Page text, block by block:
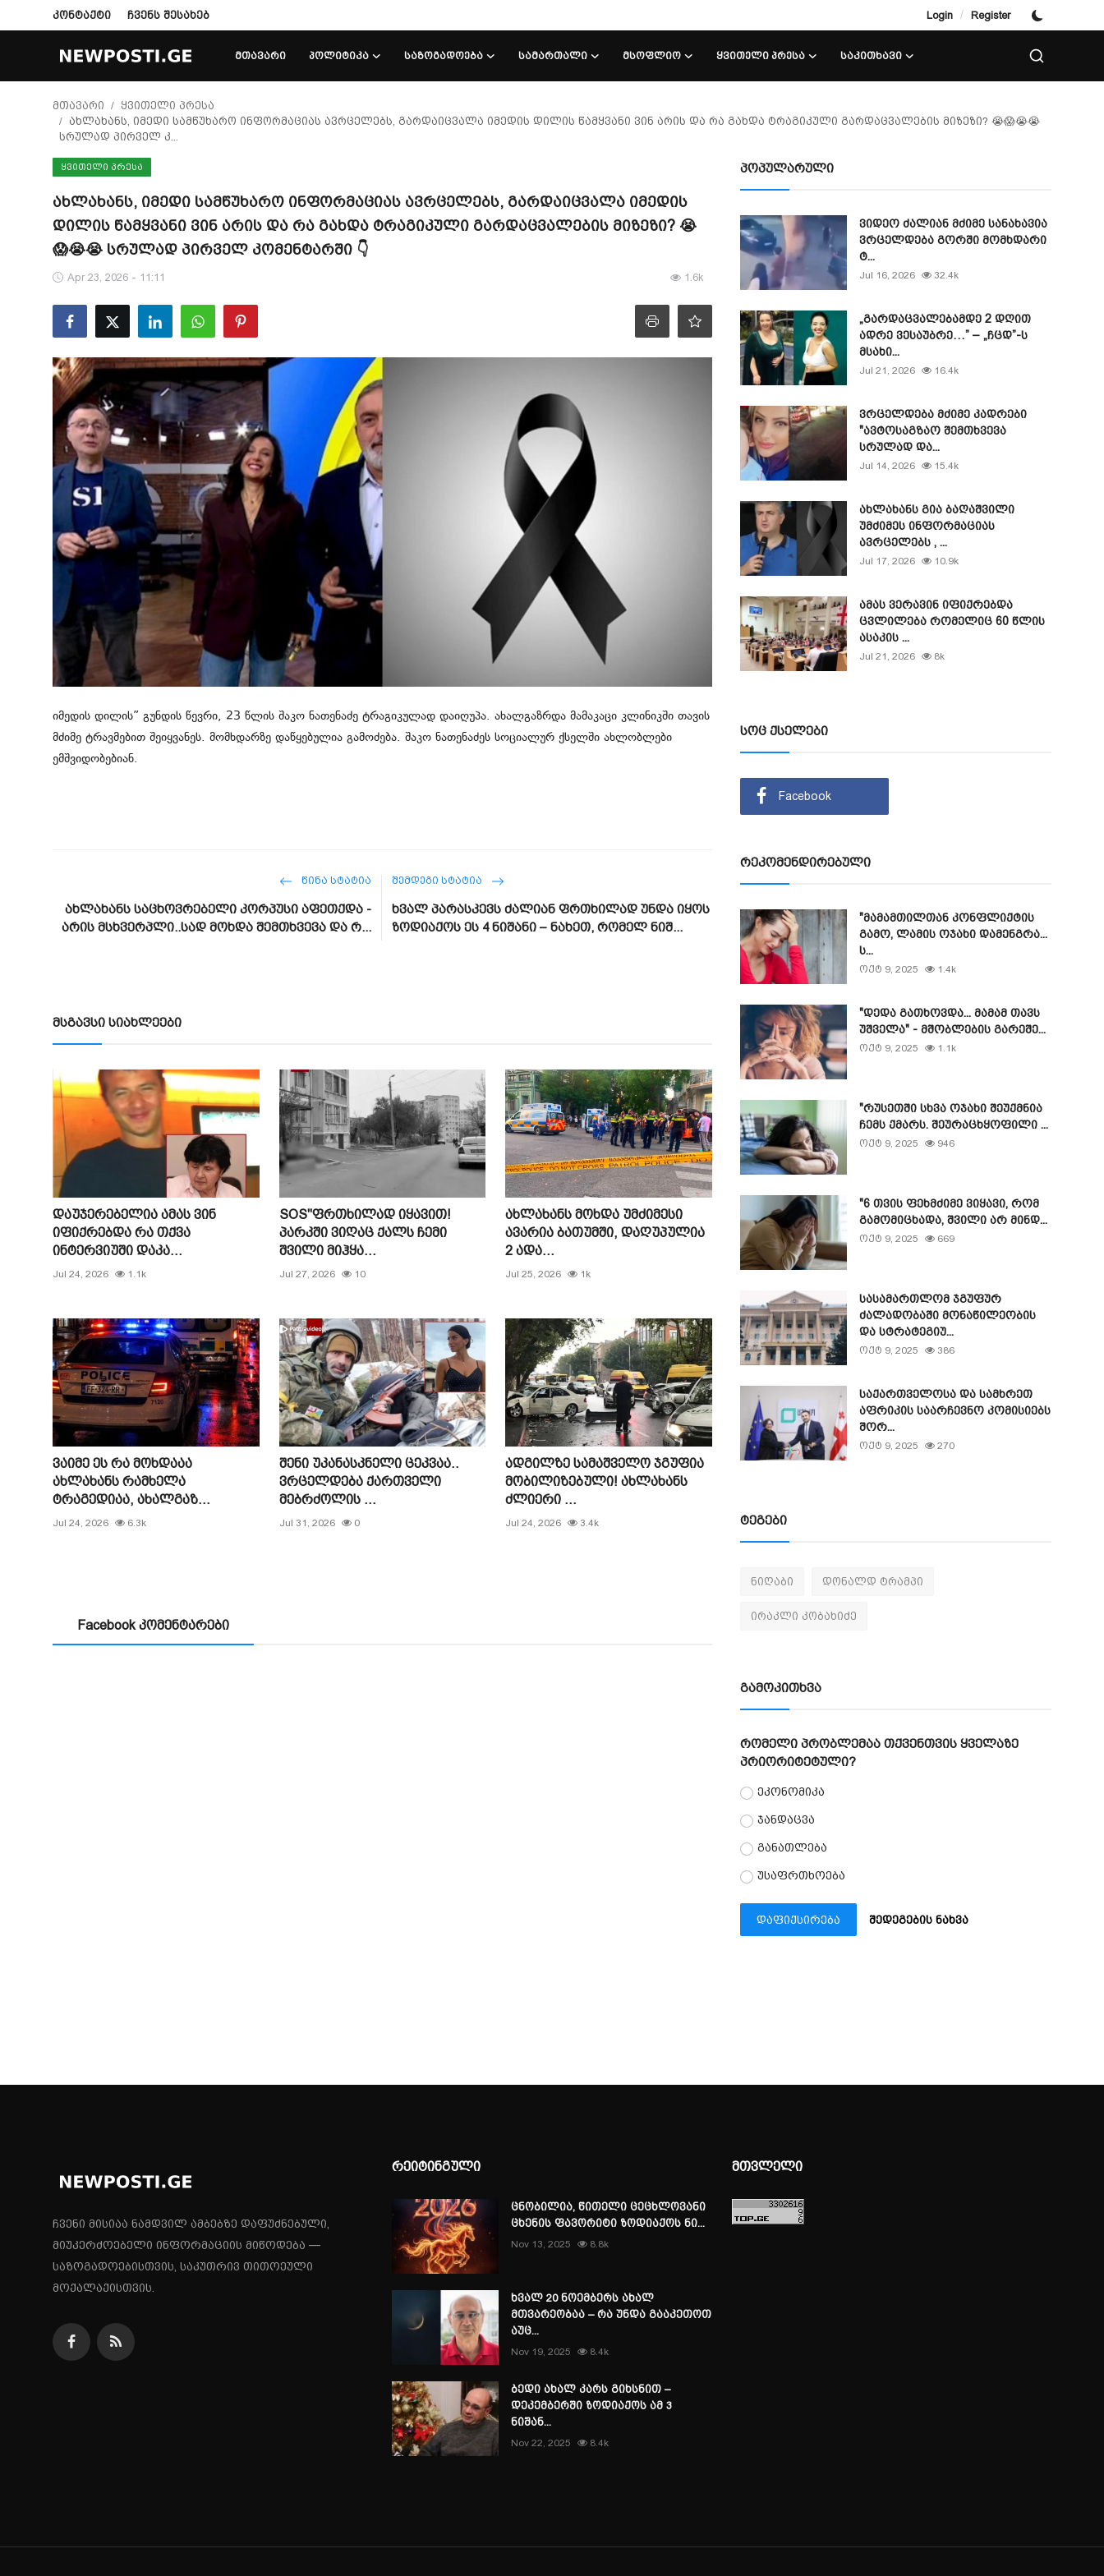
კონტაქტი ჩვენს შესახებ Login / Register
ᲛᲗᲐᲕᲐᲠᲘ ᲞᲝᲚᲘᲢᲘᲙᲐ ᲡᲐᲖᲝᲒᲐᲓᲝᲔᲑᲐ ᲡᲐᲛᲐᲠᲗᲐᲚᲘ ᲛᲡᲝᲤᲚᲘᲝ ᲧᲕᲘᲗᲔᲚᲘ ᲞᲠᲔᲡᲐ ᲡᲐᲙᲘᲗᲮᲐᲕᲘ
მთავარი
პოლიტიკა
კონტაქტი
საზოგადოება
ჩვენს შესახებ
მსოფლიო
ყვითელი პრესა
საკითხავი
მთავარი
ყვითელი პრესა
ახლახანს, იმედი სამწუხარო ინფორმაციას ავრცელებს, გარდაიცვალა იმედის დილის წამყვანი ვინ არის და რა გახდა ტრაგიკული გარდაცვალების მიზეზი? 😭😱😭😭
სრულად პირველ კ...
ᲧᲕᲘᲗᲔᲚᲘ ᲞᲠᲔᲡᲐ
ახლახანს, იმედი სამწუხარო ინფორმაციას ავრცელებს, გარდაიცვალა იმედის
დილის წამყვანი ვინ არის და რა გახდა ტრაგიკული გარდაცვალების მიზეზი? 😭
😱😭😭 სრულად პირველ კომენტარში 👇
Apr 23, 2026 - 11:11 1.6k
იმედის დილის” გუნდის წევრი, 23 წლის შაკო ნათენაძე ტრაგიკულად დაიღუპა. ახალგაზრდა მამაკაცი კლინიკში თავის
მძიმე ტრავმებით შეიყვანეს. მომხდარზე დაწყებულია გამოძება. შაკო ნათენაძეს სოციალურ ქსელში ახლობლები
ემშვიდობებიან.
ᲬᲘᲜᲐ ᲡᲢᲐᲢᲘᲐ
ახლახანს საცხოვრებელი კორპუსი აფეთქდა -
არის მსხვერპლი..სად მოხდა შემთხვევა და რ...
ᲨᲔᲛᲓᲔᲒᲘ ᲡᲢᲐᲢᲘᲐ
ხვალ პარასკევს ძალიან ფრთხილად უნდა იყოს
ზოდიაქოს ეს 4 ნიშანი – ნახეთ, რომელ ნიშ...
მსგავსი სიახლეები
დაუჯერებელია ამას ვინ
იფიქრებდა რა თქვა
ინტერვიუში დაკა...
Jul 24, 2026 1.1k
SOS"ფრთხილად იყავით!
პარკში ვიღაც ქალს ჩემი
შვილი მიჰყა...
Jul 27, 2026 10
ახლახანს მოხდა უმძიმესი
ავარია ბათუმში, დაღუპულია
2 ადა...
Jul 25, 2026 1k
ვაიმე ეს რა მოხდააა
ახლახანს რამხელა
ტრაგედიაა, ახალგაზ...
Jul 24, 2026 6.3k
შენი უკანასკნელი ცეკვაა..
ვრცელდება ქართველი
მებრძოლის ...
Jul 31, 2026 0
ადგილზე სამაშველო ჯგუფია
მობილიზებული! ახლახანს
ძლიერი ...
Jul 24, 2026 3.4k
Facebook კომენტარები
პოპულარული
ვიდეო ძალიან მძიმე სანახავია
ვრცელდება გორში მომხდარი
ტ...
Jul 16, 2026 32.4k
„გარდაცვალებამდე 2 დღით
ადრე ვესაუბრე…” – „ჩცდ”-ს
მსახი...
Jul 21, 2026 16.4k
ვრცელდება მძიმე კადრები
"ავტოსაგზაო შემთხვევა
სრულად და...
Jul 14, 2026 15.4k
ახლახანს გია ბაღაშვილი
უმძიმეს ინფორმაციას
ავრცელებს , ...
Jul 17, 2026 10.9k
ამას ვერავინ იფიქრებდა
ცვლილება რომელიც 60 წლის
ასაკის ...
Jul 21, 2026 8k
სოც ქსელები
Facebook
რეკომენდირებული
"მამამთილთან კონფლიქტის
გამო, ლამის ოჯახი დამენგრა...
ს...
ოქტ 9, 2025 1.4k
"დედა გათხოვდა... მამამ თავს
უშველა" - მშობლების გარეშე...
ოქტ 9, 2025 1.1k
"რუსეთში სხვა ოჯახი შეუქმნია
ჩემს ქმარს. შეურაცხყოფილი ...
ოქტ 9, 2025 946
"6 თვის ფეხმძიმე ვიყავი, რომ
გამომიცხადა, შვილი არ მინდ...
ოქტ 9, 2025 669
სასამართლომ ჯგუფურ
ძალადობაში მონაწილეობის
და სტრატეგიუ...
ოქტ 9, 2025 386
საქართველოსა და სამხრეთ
აფრიკის საარჩევნო კომისიებს
შორ...
ოქტ 9, 2025 270
ტეგები
ნიღაბი დონალდ ტრამპი
ირაკლი კობახიძე
გამოკითხვა
რომელი პრობლემაა თქვენთვის ყველაზე
პრიორიტეტული?
ეკონომიკა
ჯანდაცვა
განათლება
უსაფრთხოება
დაფიქსირება შედეგების ნახვა
ჩვენი მისიაა ნამდვილ ამბებზე დაფუძნებული,
მიუკერძოებელი ინფორმაციის მიწოდება —
საზოგადოებისთვის, საკუთრივ თითოეული
მოქალაქისთვის.
რეიტინგული
ცნობილია, წითელი ცეცხლოვანი
ცხენის ფავორიტი ზოდიაქოს ნი...
Nov 13, 2025 8.8k
ხვალ 20 ნოემბერს ახალ
მთვარეობაა – რა უნდა გააკეთოთ
აუც...
Nov 19, 2025 8.4k
ბედი ახალ კარს გიხსნით –
დეკემბერში ზოდიაქოს ამ 3
ნიშან...
Nov 22, 2025 8.4k
მთვლელი